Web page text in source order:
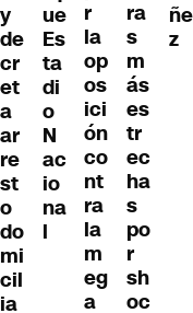
y
de
cr
et
a
ar
re
st
o
do
mi
cil
ia
ue
Es
ta
di
o
N
ac
io
na
l
r
la
op
os
ici
ón
co
nt
ra
la
m
eg
a
ra
s
m
ás
es
tr
ec
ha
s
po
r
sh
oc
ñe
z